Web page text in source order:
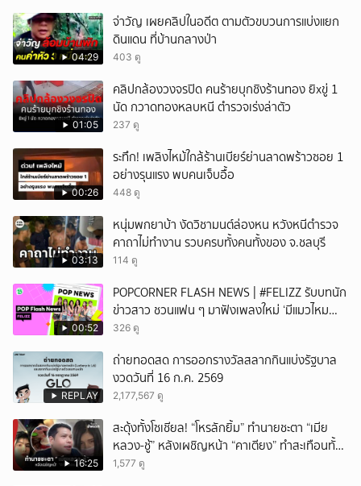
04:29
จ่าวัญ เผยคลิปในอดีต ตามตัวขบวนการแบ่งแยก
ดินแดน ที่บ้านกลางป่า
403 ดู
01:05
คลิปกล้องวงจรปิด คนร้ายบุกชิงร้านทอง ยิxขู่ 1
นัด กวาดทองหลบหนี ตำรวจเร่งล่าตัว
237 ดู
00:26
ระทึก! เพลิงไหม้ใกล้ร้านเบียร์ย่านลาดพร้าวซอย 1
อย่างรุนแรง พบคนเจ็บอื้อ
448 ดู
03:13
หนุ่มพกยาบ้า งัดวิชามนต์ล่องหน หวังหนีตำรวจ
คาถาไม่ทำงาน รวบครบทั้งคนทั้งของ จ.ชลบุรี
114 ดู
00:52
POPCORNER FLASH NEWS | #FELIZZ รับบทนัก
ข่าวสาว ชวนแฟน ๆ มาฟังเพลงใหม่ ‘มีแมวไหม
(Catch Me If You Can)’
326 ดู
REPLAY
ถ่ายทอดสด การออกรางวัลสลากกินแบ่งรัฐบาล
งวดวันที่ 16 ก.ค. 2569
2,177,567 ดู
16:25
สะดุ้งทั้งโซเชียล! “โหรลักยิ้ม” ทำนายชะตา “เมีย
หลวง-ชู้” หลังเผชิญหน้า “คาเตียง” ทำสะเทือนทั้ง
ประเทศ
1,577 ดู